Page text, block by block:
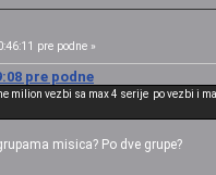
pre podne »
pre podne
milion vezbi sa max 4 serije po vezbi i
misica? Po dve grupe?